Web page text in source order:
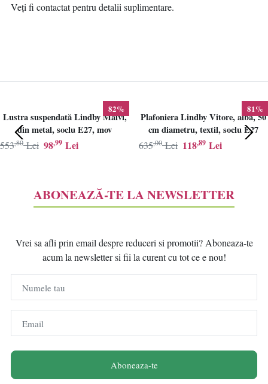
Veți fi contactat pentru detalii suplimentare.
82%
Lustra suspendată Lindby Maivi,
din metal, soclu E27, mov
98,99 Lei
553,80 Lei
81%
Plafoniera Lindby Vitore, alba, 50
cm diametru, textil, soclu E27
118,89 Lei
635,00 Lei
ABONEAZĂ-TE LA NEWSLETTER
Vrei sa afli prin email despre reduceri si promotii? Aboneaza-te
acum la newsletter si fii la curent cu tot ce e nou!
Numele tau
Email
Aboneaza-te